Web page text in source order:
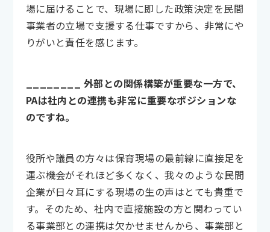
場に届けることで、現場に即した政策決定を民間
事業者の立場で支援する仕事ですから、非常にや
りがいと責任を感じます。
________ 外部との関係構築が重要な一方で、
PAは社内との連携も非常に重要なポジションな
のですね。
役所や議員の方々は保育現場の最前線に直接足を
運ぶ機会がそれほど多くなく、我々のような民間
企業が日々耳にする現場の生の声はとても貴重で
す。そのため、社内で直接施設の方と関わってい
る事業部との連携は欠かせませんから、事業部と